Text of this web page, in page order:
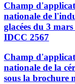
Champ
nationale de
glacées du 3
IDCC 2567
Champ
nationale de la
sous la brochure